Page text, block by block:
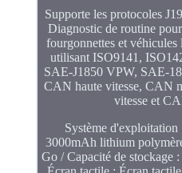
Supporte les protocoles
Diagnostic de routine
fourgonnettes et
utilisant ISO9141,
SAE-J1850 VPW, SAE-
CAN haute vitesse, CAN
vitesse et
Système
3000mAh lithium
Go / Capacité de stockage